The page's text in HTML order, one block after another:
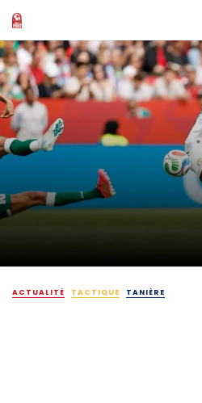
ACTUALITÉ TACTIQUE TANIÈRE